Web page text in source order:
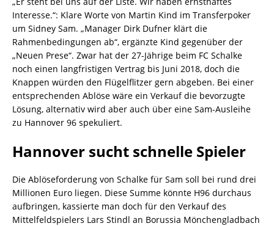
Interesse.“: Klare Worte von Martin Kind im Transferpoker
um Sidney Sam. „Manager Dirk Dufner klärt die
Rahmenbedingungen ab“, ergänzte Kind gegenüber der
„Neuen Prese“. Zwar hat der 27-Jährige beim FC Schalke
noch einen langfristigen Vertrag bis Juni 2018, doch die
Knappen würden den Flügelflitzer gern abgeben. Bei einer
entsprechenden Ablöse wäre ein Verkauf die bevorzugte
Lösung, alternativ wird aber auch über eine Sam-Ausleihe
zu Hannover 96 spekuliert.
Hannover sucht schnelle Spieler
Die Ablöseforderung von Schalke für Sam soll bei rund drei
Millionen Euro liegen. Diese Summe könnte H96 durchaus
aufbringen, kassierte man doch für den Verkauf des
Mittelfeldspielers Lars Stindl an Borussia Mönchengladbach